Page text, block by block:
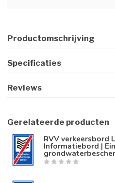
Productomschrijving
Specificaties
Reviews
Gerelateerde producten
RVV verkeersbord
Informatiebord |